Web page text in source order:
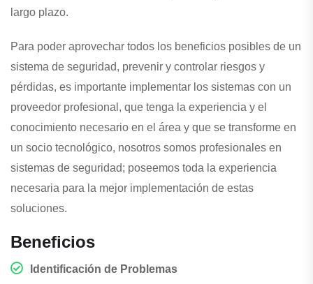
largo plazo.
Para poder aprovechar todos los beneficios posibles de un
sistema de seguridad, prevenir y controlar riesgos y
pérdidas, es importante implementar los sistemas con un
proveedor profesional, que tenga la experiencia y el
conocimiento necesario en el área y que se transforme en
un socio tecnológico, nosotros somos profesionales en
sistemas de seguridad; poseemos toda la experiencia
necesaria para la mejor implementación de estas
soluciones.
Beneficios
Identificación de Problemas